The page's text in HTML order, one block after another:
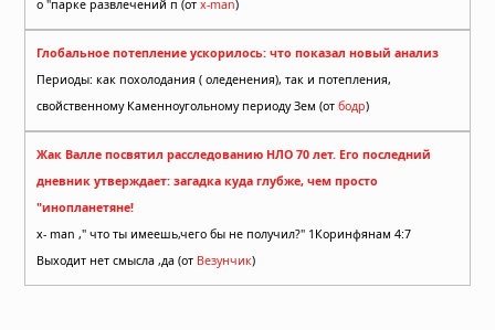
о "парке развлечений п (от x-man)
Глобальное потепление ускорилось: что показал новый анализ
Периоды: как похолодания ( оледенения), так и потепления,
свойственному Каменноугольному периоду Зем (от бодр)
Жак Валле посвятил расследованию НЛО 70 лет. Его последний
дневник утверждает: загадка куда глубже, чем просто
"инопланетяне!
x- man ," что ты имеешь,чего бы не получил?" 1Коринфянам 4:7
Выходит нет смысла ,да (от Везунчик)